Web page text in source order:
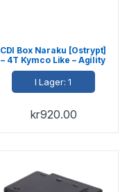
CDI Box Naraku [Ostrypt]
– 4T Kymco Like – Agility
RS – City – Super8 4-takt
I Lager: 1
kr920.00